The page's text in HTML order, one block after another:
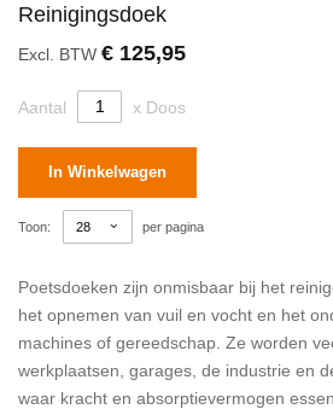
Reinigingsdoek
Excl. BTW € 125,95
Aantal x Doos
In Winkelwagen
Toon per pagina
Poetsdoeken zijn onmisbaar bij het
het opnemen van vuil en vocht en het
machines of gereedschap. Ze worden
werkplaatsen, garages, de industrie en
waar kracht en absorptievermogen